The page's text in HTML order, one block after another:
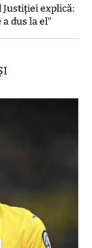
explică:
dus la el”